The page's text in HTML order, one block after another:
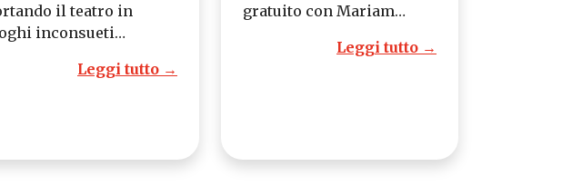
il teatro in
inconsueti…
Leggi tutto →
gratuito con Mariam…
Leggi tutto →